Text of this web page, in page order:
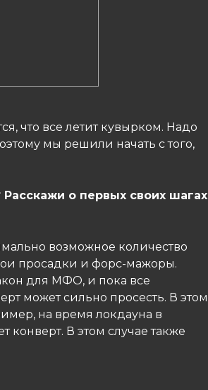
что все летит кувырком. Надо
мы решили начать с того,
о первых своих шагах
возможное количество
просадки и форс-мажоры.
для МФО, и пока все
может сильно просесть. В этом
на время локдауна в
конверт. В этом случае также